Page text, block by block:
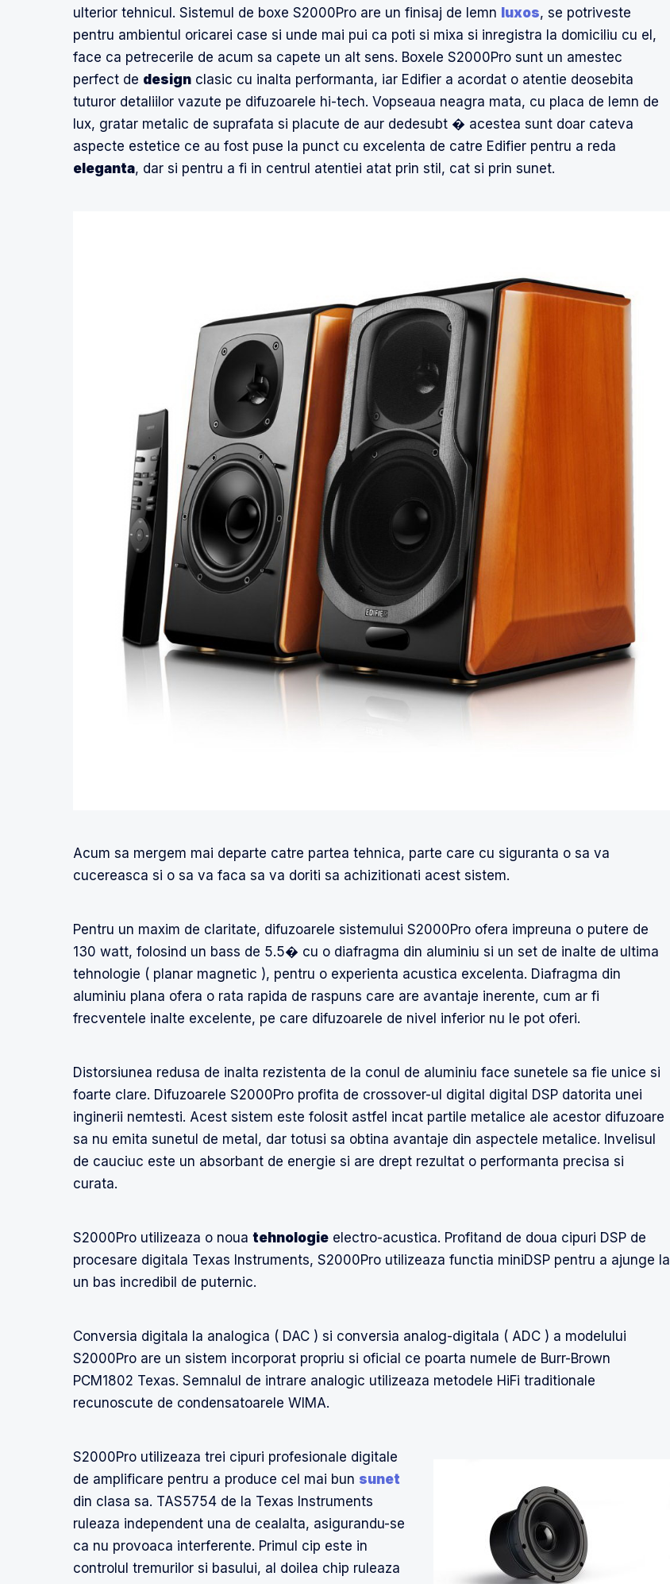
ulterior tehnicul. Sistemul de boxe S2000Pro are un finisaj de lemn luxos, se potriveste
pentru ambientul oricarei case si unde mai pui ca poti si mixa si inregistra la domiciliu cu el,
face ca petrecerile de acum sa capete un alt sens. Boxele S2000Pro sunt un amestec
perfect de design clasic cu inalta performanta, iar Edifier a acordat o atentie deosebita
tuturor detaliilor vazute pe difuzoarele hi-tech. Vopseaua neagra mata, cu placa de lemn de
lux, gratar metalic de suprafata si placute de aur dedesubt � acestea sunt doar cateva
aspecte estetice ce au fost puse la punct cu excelenta de catre Edifier pentru a reda
eleganta, dar si pentru a fi in centrul atentiei atat prin stil, cat si prin sunet.
Acum sa mergem mai departe catre partea tehnica, parte care cu siguranta o sa va
cucereasca si o sa va faca sa va doriti sa achizitionati acest sistem.
Pentru un maxim de claritate, difuzoarele sistemului S2000Pro ofera impreuna o putere de
130 watt, folosind un bass de 5.5� cu o diafragma din aluminiu si un set de inalte de ultima
tehnologie ( planar magnetic ), pentru o experienta acustica excelenta. Diafragma din
aluminiu plana ofera o rata rapida de raspuns care are avantaje inerente, cum ar fi
frecventele inalte excelente, pe care difuzoarele de nivel inferior nu le pot oferi.
Distorsiunea redusa de inalta rezistenta de la conul de aluminiu face sunetele sa fie unice si
foarte clare. Difuzoarele S2000Pro profita de crossover-ul digital digital DSP datorita unei
inginerii nemtesti. Acest sistem este folosit astfel incat partile metalice ale acestor difuzoare
sa nu emita sunetul de metal, dar totusi sa obtina avantaje din aspectele metalice. Invelisul
de cauciuc este un absorbant de energie si are drept rezultat o performanta precisa si
curata.
S2000Pro utilizeaza o noua tehnologie electro-acustica. Profitand de doua cipuri DSP de
procesare digitala Texas Instruments, S2000Pro utilizeaza functia miniDSP pentru a ajunge la
un bas incredibil de puternic.
Conversia digitala la analogica ( DAC ) si conversia analog-digitala ( ADC ) a modelului
S2000Pro are un sistem incorporat propriu si oficial ce poarta numele de Burr-Brown
PCM1802 Texas. Semnalul de intrare analogic utilizeaza metodele HiFi traditionale
recunoscute de condensatoarele WIMA.
S2000Pro utilizeaza trei cipuri profesionale digitale
de amplificare pentru a produce cel mai bun sunet
din clasa sa. TAS5754 de la Texas Instruments
ruleaza independent una de cealalta, asigurandu-se
ca nu provoaca interferente. Primul cip este in
controlul tremurilor si basului, al doilea chip ruleaza